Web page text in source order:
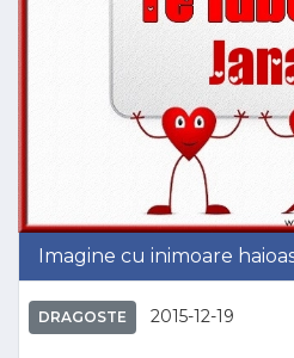
Imagine cu inimoare
DRAGOSTE 2015-12-19